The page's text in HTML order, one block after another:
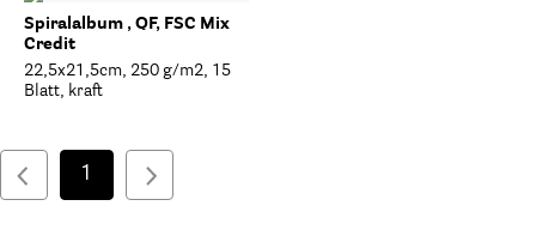
Spiralalbum , QF, FSC Mix
Credit
22,5x21,5cm, 250 g/m2, 15
Blatt, kraft
1